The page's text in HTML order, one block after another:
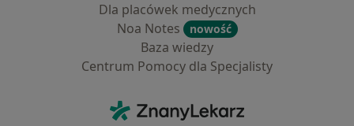
Dla placówek medycznych
Noa Notes
nowość
Baza wiedzy
Centrum Pomocy dla Specjalisty
ZnanyLekarz - Strona główna